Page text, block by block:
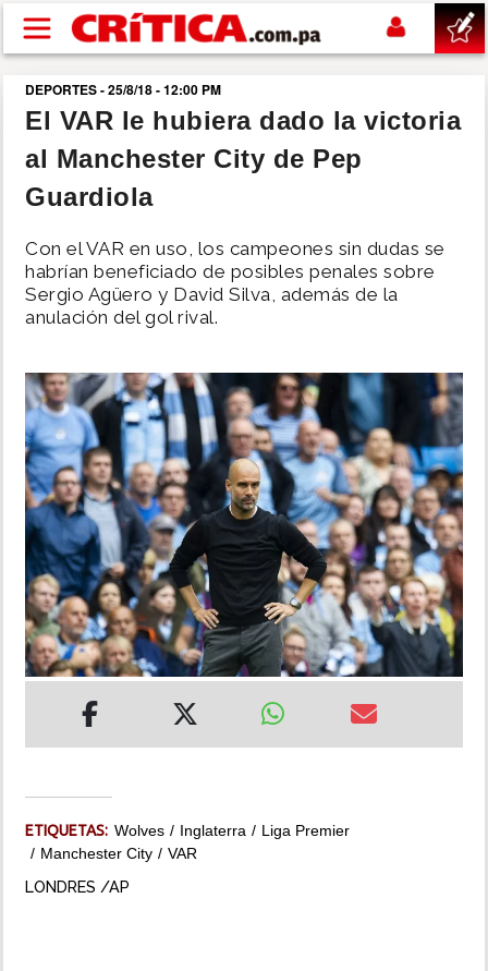
Pasar al contenido principal
buscar
SUCESOS
POLÍTICA
DEPORTES
MUNDO
INSÓLITAS
MULTIMEDIA
IMPRESO
DEPORTES - 25/8/18 - 12:00 PM
El VAR le hubiera dado la victoria
al Manchester City de Pep
Guardiola
Con el VAR en uso, los campeones sin dudas se
habrían beneficiado de posibles penales sobre
Sergio Agüero y David Silva, además de la
anulación del gol rival.
ETIQUETAS: Wolves Inglaterra
Liga Premier
Manchester City
VAR
LONDRES /AP